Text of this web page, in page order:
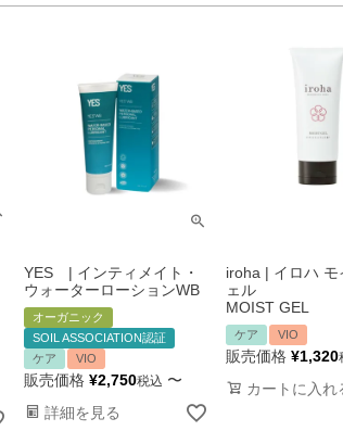
YES | インティメイト・
ウォーターローションWB
オーガニック
SOIL ASSOCIATION認証
ケア
VIO
販売価格 ¥2,750税込 〜
詳細を見る
iroha | イロハ モ
ェル
MOIST GEL
ケア VIO
販売価格 ¥1,320
カートに入れ